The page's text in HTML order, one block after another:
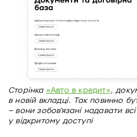
Сторінка «Авто в кредит»,
в новій вкладці. Так повинно
– вони зобов'язані надавати
у відкритому доступі